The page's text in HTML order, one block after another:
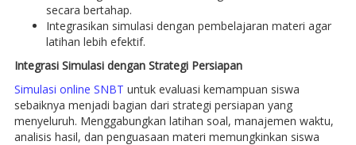
secara bertahap.
Integrasikan simulasi dengan pembelajaran materi agar
latihan lebih efektif.
Integrasi Simulasi dengan Strategi Persiapan
Simulasi online SNBT untuk evaluasi kemampuan siswa
sebaiknya menjadi bagian dari strategi persiapan yang
menyeluruh. Menggabungkan latihan soal, manajemen waktu,
analisis hasil, dan penguasaan materi memungkinkan siswa